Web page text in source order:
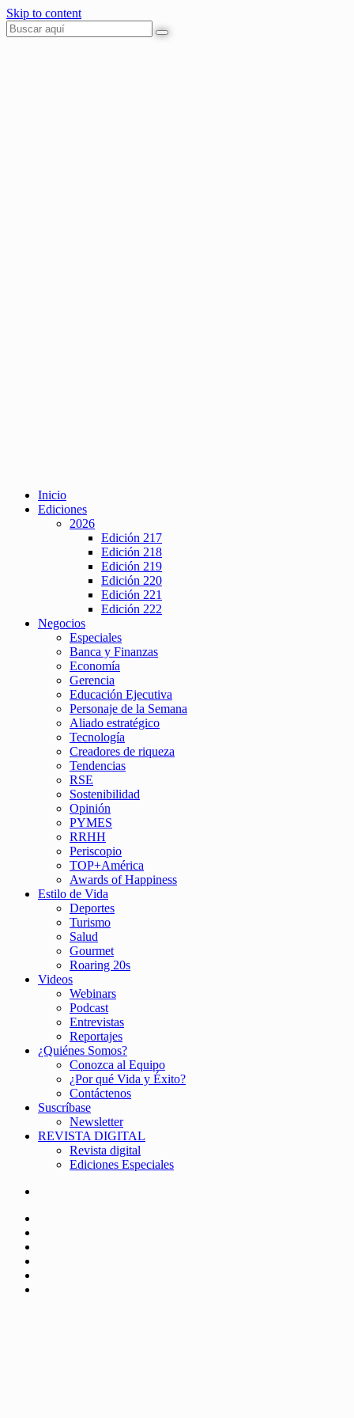
Skip to content
Inicio
Ediciones
2026
Edición 217
Edición 218
Edición 219
Edición 220
Edición 221
Edición 222
Negocios
Especiales
Banca y Finanzas
Economía
Gerencia
Educación Ejecutiva
Personaje de la Semana
Aliado estratégico
Tecnología
Creadores de riqueza
Tendencias
RSE
Sostenibilidad
Opinión
PYMES
RRHH
Periscopio
TOP+América
Awards of Happiness
Estilo de Vida
Deportes
Turismo
Salud
Gourmet
Roaring 20s
Videos
Webinars
Podcast
Entrevistas
Reportajes
¿Quiénes Somos?
Conozca al Equipo
¿Por qué Vida y Éxito?
Contáctenos
Suscríbase
Newsletter
REVISTA DIGITAL
Revista digital
Ediciones Especiales